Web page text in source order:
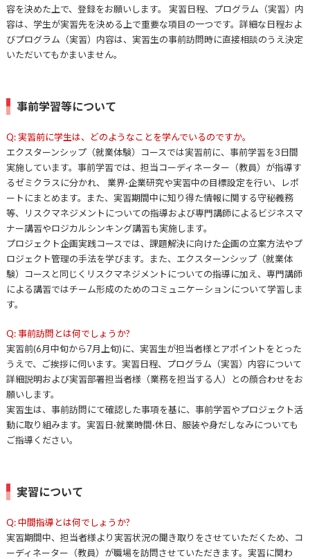
容を決めた上で、登録をお願いします。 実習日程、プログラム（実習）内
容は、学生が実習先を決める上で重要な項目の一つです。詳細な日程およ
びプログラム（実習）内容は、実習生の事前訪問時に直接相談のうえ決定
いただいてもかまいません。
事前学習等について
Q: 実習前に学生は、どのようなことを学んでいるのですか。
エクスターンシップ（就業体験）コースでは実習前に、事前学習を3日間
実施しています。事前学習では、担当コーディネーター（教員）が指導す
るゼミクラスに分かれ、 業界·企業研究や実習中の目標設定を行い、レポ
ートにまとめます。また、実習期間中に知り得た情報に関する守秘義務
等、リスクマネジメントについての指導および専門講師によるビジネスマ
ナー講習やロジカルシンキング講習も実施します。
プロジェクト企画実践コースでは、課題解決に向けた企画の立案方法やプ
ロジェクト管理の手法を学びます。また、エクスターンシップ（就業体
験）コースと同じくリスクマネジメントについての指導に加え、専門講師
による講習ではチーム形成のためのコミュニケーションについて学習しま
す。
Q: 事前訪問とは何でしょうか?
実習前(6月中旬から7月上旬)に、実習生が担当者様とアポイントをとった
うえで、ご挨拶に伺います。実習日程、プログラム（実習）内容について
詳細説明および実習部署担当者様（業務を担当する人）との顔合わせをお
願いします。
実習生は、事前訪問にて確認した事項を基に、事前学習やプロジェクト活
動に取り組みます。実習日·就業時間·休日、服装や身だしなみについても
ご指導ください。
実習について
Q: 中間指導とは何でしょうか?
実習期間中、担当者様より実習状況の聞き取りをさせていただくため、コ
ーディネーター（教員）が職場を訪問させていただきます。実習に関わ